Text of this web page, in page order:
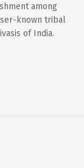
among
known tribal
of India.